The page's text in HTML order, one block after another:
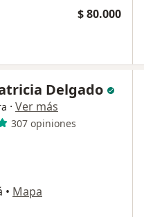
$ 80.000
Delgado
· Ver más
307 opiniones
• Mapa